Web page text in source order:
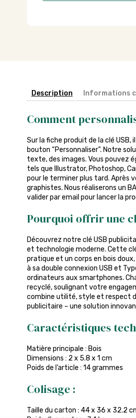
Description Informations
Comment
Sur la fiche produit de la clé
bouton “Personnaliser”. Notre
texte, des images. Vous pouvez
tels que Illustrator, Photoshop,
pour le terminer plus tard. Après
graphistes. Nous réaliserons un
valider par email pour lancer la
Pourquoi offrir une
Découvrez notre clé USB
et technologie moderne. Cette
pratique et un corps en bois
à sa double connexion USB et
ordinateurs aux smartphones.
recyclé, soulignant votre
combine utilité, style et respect
publicitaire – une solution
Caractéristiques
Matière principale : Bois
Dimensions : 2 x 5.8 x 1 cm
Poids de l’article : 14 grammes
Colisage :
Taille du carton : 44 x 36 x 32.2